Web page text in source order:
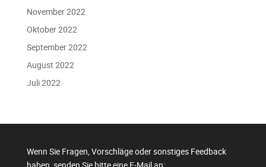
November 2022
Oktober 2022
September 2022
August 2022
Juli 2022
Wenn Sie Fragen, Vorschläge oder sonstiges Feedback